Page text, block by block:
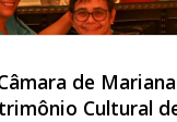
de
Cultural